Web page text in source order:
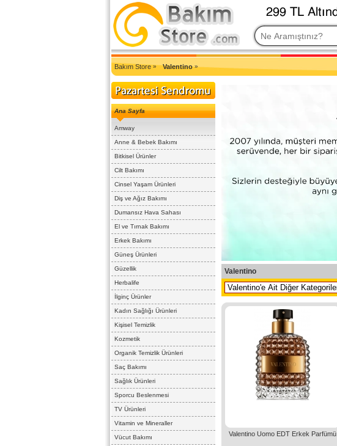
2007'den Beri Türkiye'nin En Güncel Bakım Ürünleri Eczane Sitesi
Bakım Store» Valentino»
Ana Sayfa
Amway
Anne & Bebek Bakımı
Bitkisel Ürünler
Cilt Bakımı
Cinsel Yaşam Ürünleri
Diş ve Ağız Bakımı
Dumansız Hava Sahası
El ve Tırnak Bakımı
Erkek Bakımı
Güneş Ürünleri
Güzellik
Herbalife
İlginç Ürünler
Kadın Sağlığı Ürünleri
Kişisel Temizlik
Kozmetik
Organik Temizlik Ürünleri
Saç Bakımı
Sağlık Ürünleri
Sporcu Beslenmesi
TV Ürünleri
Vitamin ve Mineraller
Vücut Bakımı
Valentino
Valentino Uomo EDT Erkek Parfümü